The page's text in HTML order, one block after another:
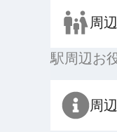
周
駅周辺お
周